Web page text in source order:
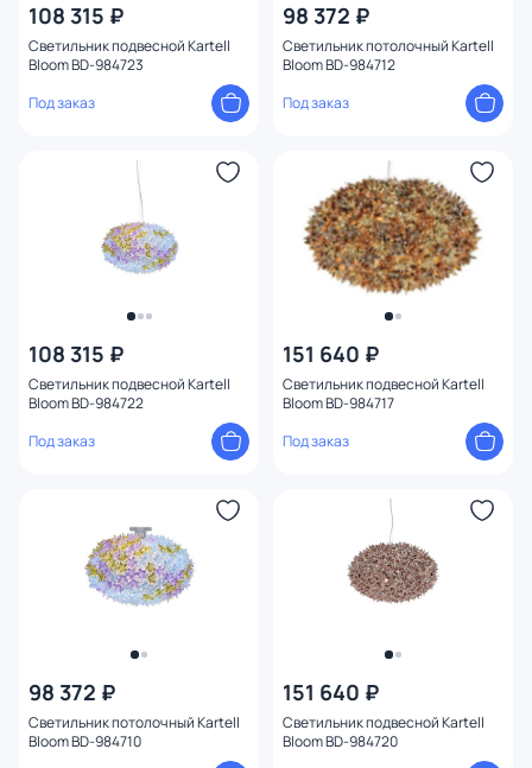
108 315 ₽
Светильник подвесной Kartell
Bloom BD-984723
Под заказ
98 372 ₽
Светильник потолочный Kartell
Bloom BD-984712
Под заказ
108 315 ₽
Светильник подвесной Kartell
Bloom BD-984722
Под заказ
151 640 ₽
Светильник подвесной Kartell
Bloom BD-984717
Под заказ
98 372 ₽
Светильник потолочный Kartell
Bloom BD-984710
151 640 ₽
Светильник подвесной Kartell
Bloom BD-984720
Стиль
Материал плафона
Цвет арматуры
Цвет плафона
Высота (мм)
Ширина (мм)
Тип помещения